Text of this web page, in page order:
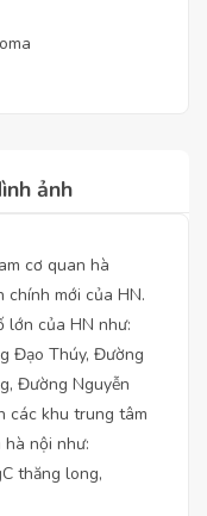
ảnh
cơ quan hà
mới của HN.
lớn của HN như:
Đạo Thúy, Đường
Đường Nguyễn
các khu trung tâm
hà nội như:
thăng long,